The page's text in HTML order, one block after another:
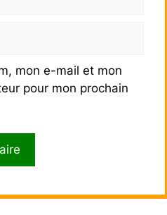
mon e-mail et mon
pour mon prochain